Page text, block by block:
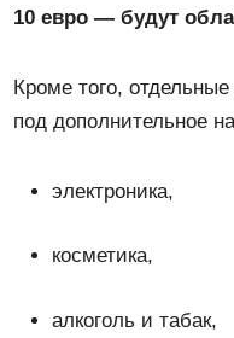
10 евро — будут
Кроме того,
под дополнительное
электроника,
косметика,
алкоголь и табак,